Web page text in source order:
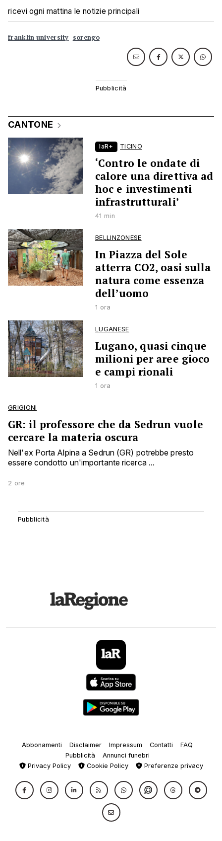
ricevi ogni mattina le notizie principali
franklin university sorengo
CANTONE
laR+ TICINO
‘Contro le ondate di
calore una direttiva ad
hoc e investimenti
infrastrutturali’
41 min
BELLINZONESE
In Piazza del Sole
atterra CO2, oasi sulla
natura come essenza
dell’uomo
1 ora
LUGANESE
Lugano, quasi cinque
milioni per aree gioco
e campi rionali
1 ora
GRIGIONI
GR: il professore che da Sedrun vuole
cercare la materia oscura
Nell'ex Porta Alpina a Sedrun (GR) potrebbe presto
essere condotto un'importante ricerca ...
2 ore
Abbonamenti Disclaimer Impressum Contatti
FAQ
Pubblicità
Annunci funebri
Privacy Policy
Cookie Policy Preferenze privacy